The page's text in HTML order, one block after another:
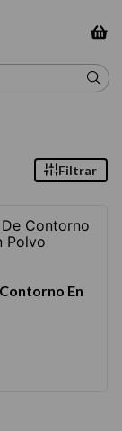
Filtrar
En